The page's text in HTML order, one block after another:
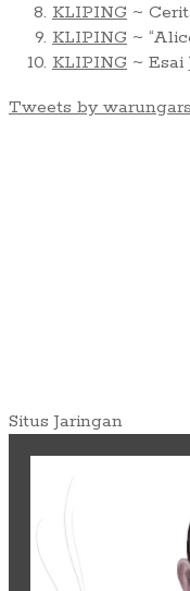
KLIPING ~
KLIPING ~
KLIPING ~ Esai
Tweets by
Situs Jaringan